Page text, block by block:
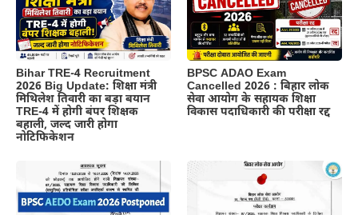
Bihar TRE-4 Recruitment
2026 Big Update: शिक्षा मंत्री
मिथिलेश तिवारी का बड़ा बयान
TRE-4 में होगी बंपर शिक्षक
बहाली, जल्द जारी होगा
नोटिफिकेशन
BPSC ADAO Exam
Cancelled 2026 : बिहार लोक
सेवा आयोग के सहायक शिक्षा
विकास पदाधिकारी की परीक्षा रद्द